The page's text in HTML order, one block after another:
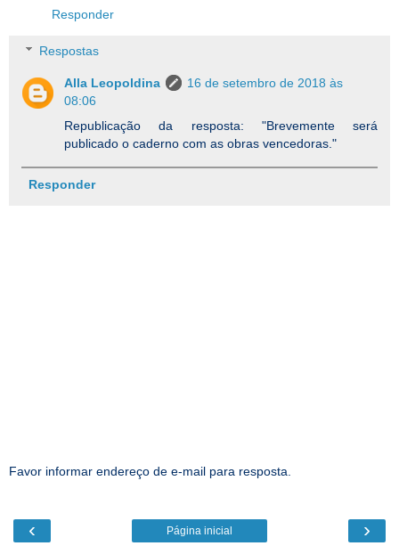
Responder
Respostas
Alla Leopoldina
16 de setembro de 2018 às
08:06
Republicação da resposta: "Brevemente será
publicado o caderno com as obras vencedoras."
Responder
Favor informar endereço de e-mail para resposta.
‹ ›
Página inicial